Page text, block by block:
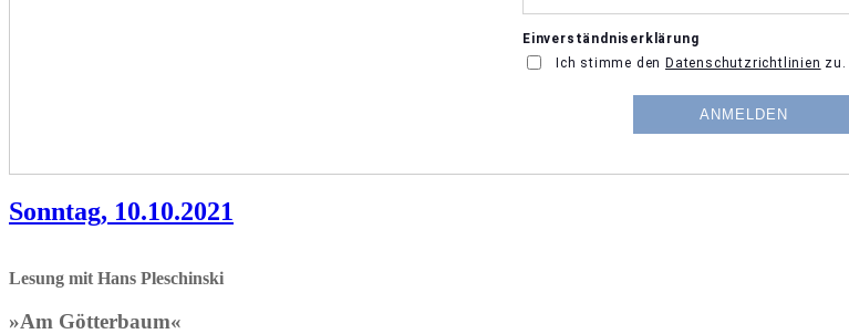
Sonntag, 10.10.2021
Lesung mit Hans Pleschinski
»Am Götterbaum«